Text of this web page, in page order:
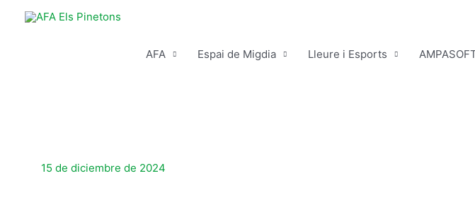
AFA
Espai de Migdia Lleure i Esports
15 de diciembre de 2024